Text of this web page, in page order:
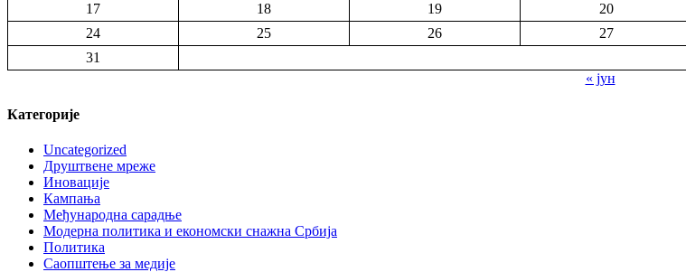
17
18 19 20
24
25 26 27
31
« јун
Категорије
Uncategorized
Друштвене мреже
Иновације
Кампања
Међународна сарадње
Модерна политика и економски снажна Србија
Политика
Саопштење за медије